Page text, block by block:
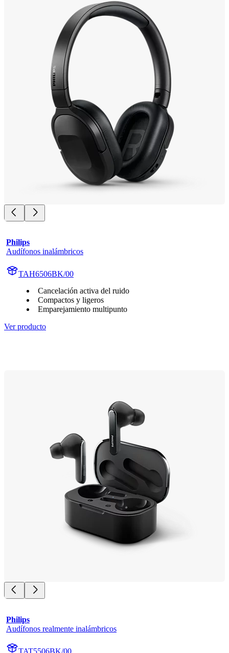
Philips
Audífonos inalámbricos
TAH6506BK/00
Cancelación activa del ruido
Compactos y ligeros
Emparejamiento multipunto
Ver producto
Philips
Audífonos realmente inalámbricos
TAT5506BK/00